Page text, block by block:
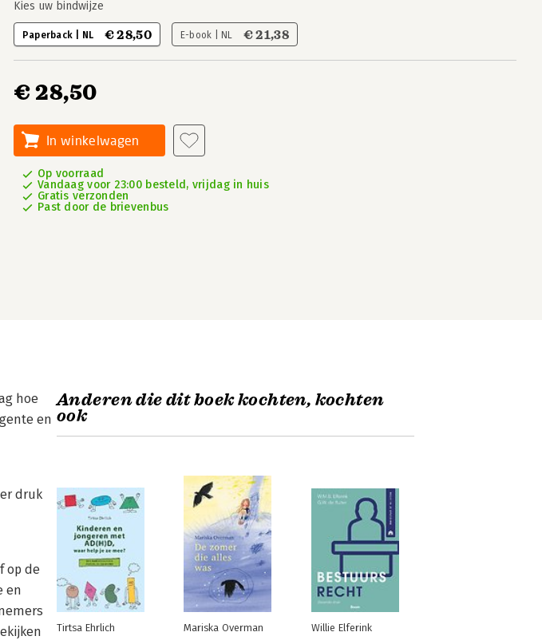
Kies uw bindwijze
Paperback | NL € 28,50 E-book | NL € 21,38
€ 28,50
In winkelwagen
Op voorraad
Vandaag voor 23:00 besteld, vrijdag in huis
Gratis verzonden
Past door de brievenbus
hoe
en
druk
op de
en
Anderen die dit boek kochten, kochten
ook
Tirtsa Ehrlich Mariska Overman Willie Elferink